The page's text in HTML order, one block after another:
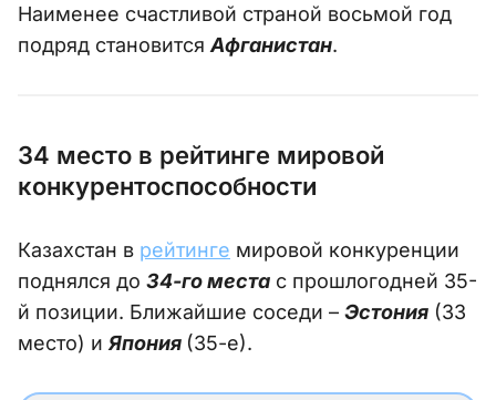
Наименее счастливой страной восьмой год
подряд становится Афганистан.
34 место в рейтинге мировой
конкурентоспособности
Казахстан в рейтинге мировой конкуренции
поднялся до 34-го места с прошлогодней 35-
й позиции. Ближайшие соседи – Эстония (33
место) иЯпония (35-е).